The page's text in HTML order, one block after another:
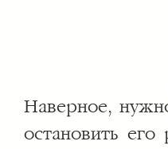
Наверное,
остановить